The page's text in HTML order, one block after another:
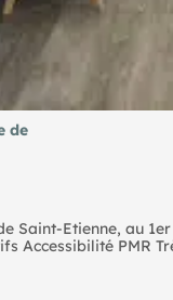
de
Saint-Etienne, au
Accessibilité PMR